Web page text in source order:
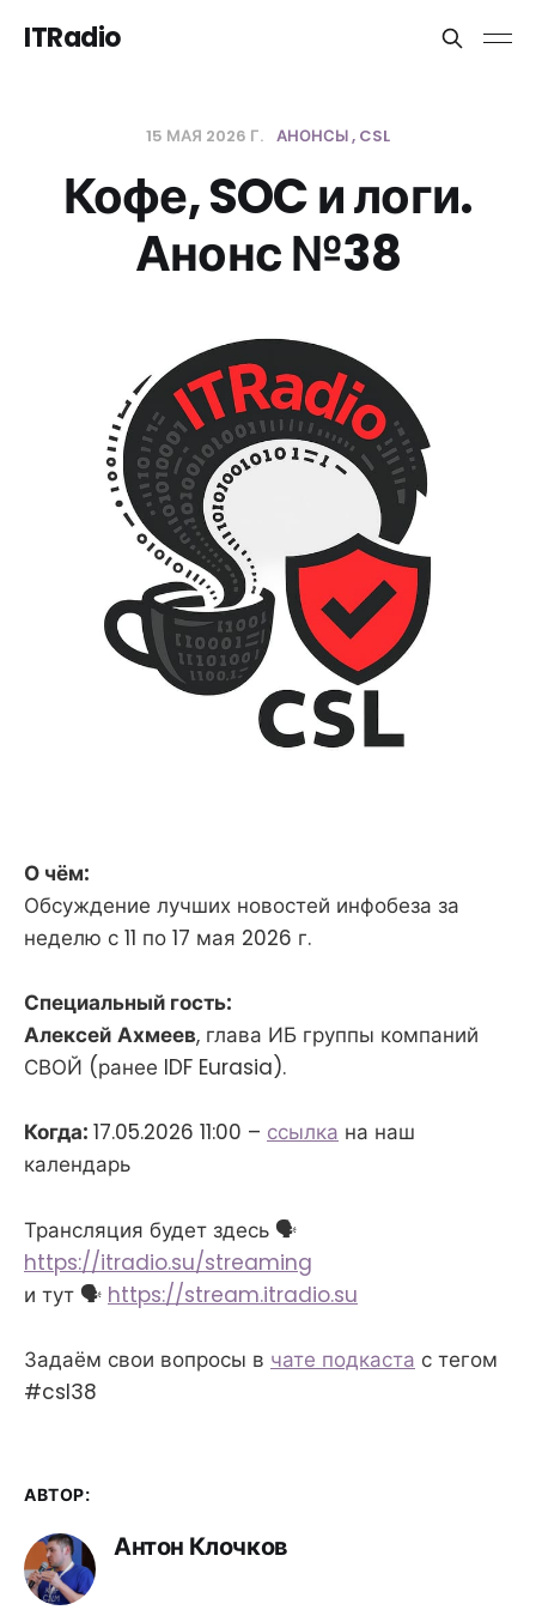
ITRadio
15 МАЯ 2026 Г. АНОНСЫ CSL
Кофе, SOC и логи.
Анонс №38
О чём:
Обсуждение лучших новостей инфобеза за
неделю с 11 по 17 мая 2026 г.
Специальный гость:
Алексей Ахмеев, глава ИБ группы компаний
СВОЙ (ранее IDF Eurasia).
Когда: 17.05.2026 11:00 – ссылка на наш
календарь
Трансляция будет здесь 🗣
https://itradio.su/streaming
и тут 🗣 https://stream.itradio.su
Задаём свои вопросы в чате подкаста с тегом
#csl38
АВТОР:
Антон Клочков